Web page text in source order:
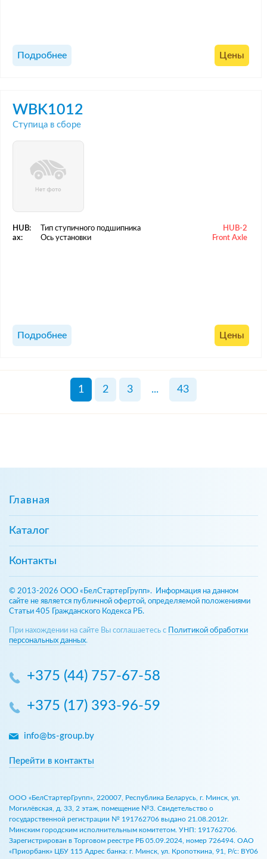
Подробнее Цены
WBK1012
Ступица в сборе
HUB: Тип ступичного подшипника
HUB-2
ax:
Ось установки Front Axle
Подробнее Цены
1 2 3 ... 43
Главная
Каталог
Контакты
© 2013-2026 ООО «БелСтартерГрупп». Информация на данном
сайте не является публичной офертой, определяемой положениями
Статьи 405 Гражданского Кодекса РБ.
При нахождении на сайте Вы соглашаетесь с
Политикой обработки
персональных данных.
+375 (44) 757-67-58
+375 (17) 393-96-59
info@bs-group.by
Перейти в контакты
ООО «БелСтартерГрупп», 220007, Республика Беларусь, г. Минск, ул.
Могилёвская, д. 33, 2 этаж, помещение №3. Свидетельство о
государственной регистрации № 191762706 выдано 21.08.2012г.
Минским городским исполнительным комитетом. УНП: 191762706.
Зарегистрирован в Торговом реестре РБ 05.09.2024, номер 726494. ОАО
«Приорбанк» ЦБУ 115 Адрес банка: г. Минск, ул. Кропоткина, 91, Р/с: BY06